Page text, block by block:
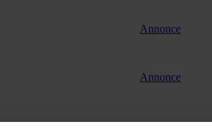
Annonce
Annonce